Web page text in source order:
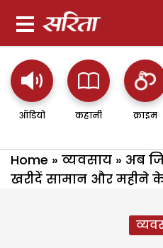
ऑडियो कहानी क्राइम
Home » व्यवसाय » अब
खरीदें सामान और महीने